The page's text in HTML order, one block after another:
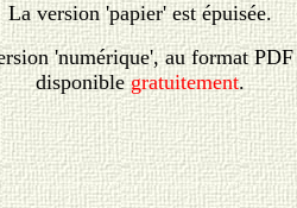
La version 'papier' est épuisée.
'numérique', au format PDF
disponible gratuitement.